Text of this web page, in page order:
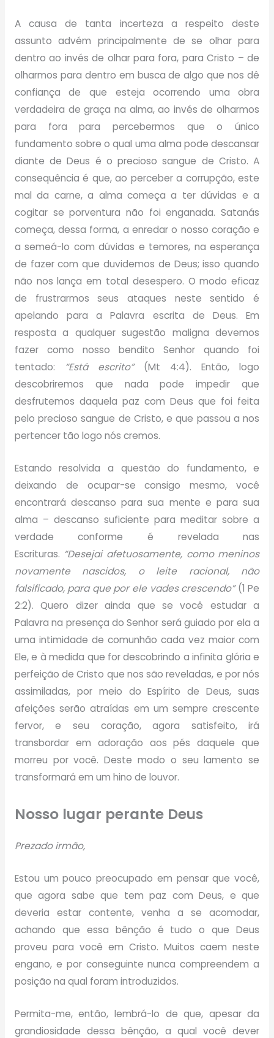
A causa de tanta incerteza a respeito deste
assunto advém principalmente de se olhar para
dentro ao invés de olhar para fora, para Cristo – de
olharmos para dentro em busca de algo que nos dê
confiança de que esteja ocorrendo uma obra
verdadeira de graça na alma, ao invés de olharmos
para fora para percebermos que o único
fundamento sobre o qual uma alma pode descansar
diante de Deus é o precioso sangue de Cristo. A
consequência é que, ao perceber a corrupção, este
mal da carne, a alma começa a ter dúvidas e a
cogitar se porventura não foi enganada. Satanás
começa, dessa forma, a enredar o nosso coração e
a semeá-lo com dúvidas e temores, na esperança
de fazer com que duvidemos de Deus; isso quando
não nos lança em total desespero. O modo eficaz
de frustrarmos seus ataques neste sentido é
apelando para a Palavra escrita de Deus. Em
resposta a qualquer sugestão maligna devemos
fazer como nosso bendito Senhor quando foi
tentado: “Está escrito”(Mt 4:4). Então, logo
descobriremos que nada pode impedir que
desfrutemos daquela paz com Deus que foi feita
pelo precioso sangue de Cristo, e que passou a nos
pertencer tão logo nós cremos.
Estando resolvida a questão do fundamento, e
deixando de ocupar-se consigo mesmo, você
encontrará descanso para sua mente e para sua
alma – descanso suficiente para meditar sobre a
verdade conforme é revelada nas
Escrituras. “Desejai afetuosamente, como meninos
novamente nascidos, o leite racional, não
falsificado, para que por ele vades crescendo”(1 Pe
2:2). Quero dizer ainda que se você estudar a
Palavra na presença do Senhor será guiado por ela a
uma intimidade de comunhão cada vez maior com
Ele, e à medida que for descobrindo a infinita glória e
perfeição de Cristo que nos são reveladas, e por nós
assimiladas, por meio do Espírito de Deus, suas
afeições serão atraídas em um sempre crescente
fervor, e seu coração, agora satisfeito, irá
transbordar em adoração aos pés daquele que
morreu por você. Deste modo o seu lamento se
transformará em um hino de louvor.
Nosso lugar perante Deus
Prezado irmão,
Estou um pouco preocupado em pensar que você,
que agora sabe que tem paz com Deus, e que
deveria estar contente, venha a se acomodar,
achando que essa bênção é tudo o que Deus
proveu para você em Cristo. Muitos caem neste
engano, e por conseguinte nunca compreendem a
posição na qual foram introduzidos.
Permita-me, então, lembrá-lo de que, apesar da
grandiosidade dessa bênção, a qual você dever